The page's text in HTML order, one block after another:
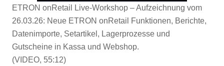
ETRON onRetail Live-Workshop – Aufzeichnung vom
26.03.26: Neue ETRON onRetail Funktionen, Berichte,
Datenimporte, Setartikel, Lagerprozesse und
Gutscheine in Kassa und Webshop.
(VIDEO, 55:12)